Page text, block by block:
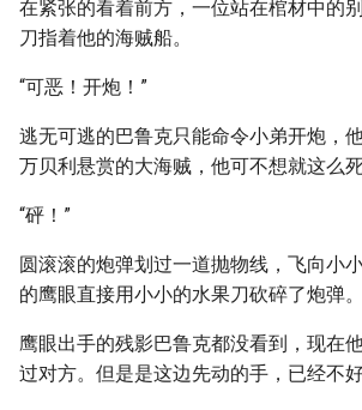
在紧张的看着前方，一位站在棺材中的
刀指着他的海贼船。
“可恶！开炮！”
逃无可逃的巴鲁克只能命令小弟开炮，
万贝利悬赏的大海贼，他可不想就这么死
“砰！”
圆滚滚的炮弹划过一道抛物线，飞向小
的鹰眼直接用小小的水果刀砍碎了炮弹。
鹰眼出手的残影巴鲁克都没看到，现在
过对方。但是是这边先动的手，已经不好